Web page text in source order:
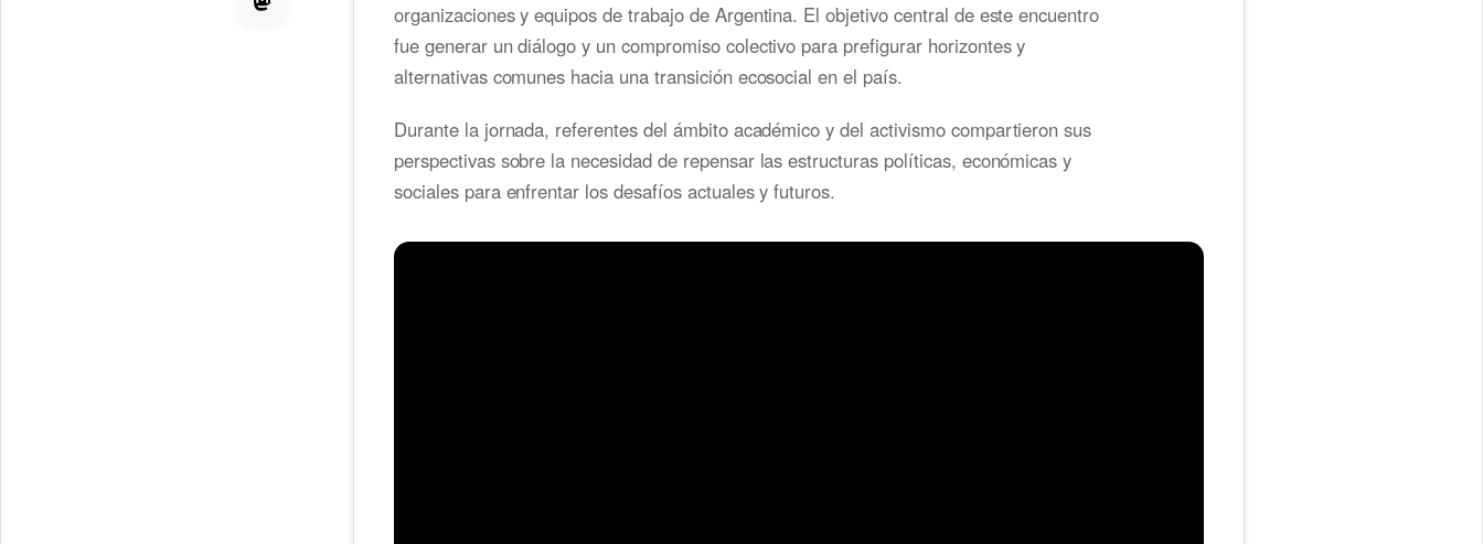
organizaciones y equipos de trabajo de Argentina. El objetivo central de este encuentro
fue generar un diálogo y un compromiso colectivo para prefigurar horizontes y
alternativas comunes hacia una transición ecosocial en el país.
Durante la jornada, referentes del ámbito académico y del activismo compartieron sus
perspectivas sobre la necesidad de repensar las estructuras políticas, económicas y
sociales para enfrentar los desafíos actuales y futuros.